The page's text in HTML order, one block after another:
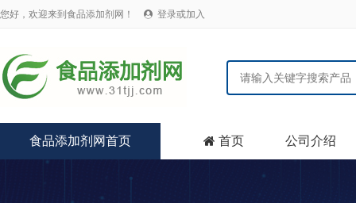
您好，欢迎来到食品添加剂网！  登录或加入
食品添加剂网首页  首页 公司介绍